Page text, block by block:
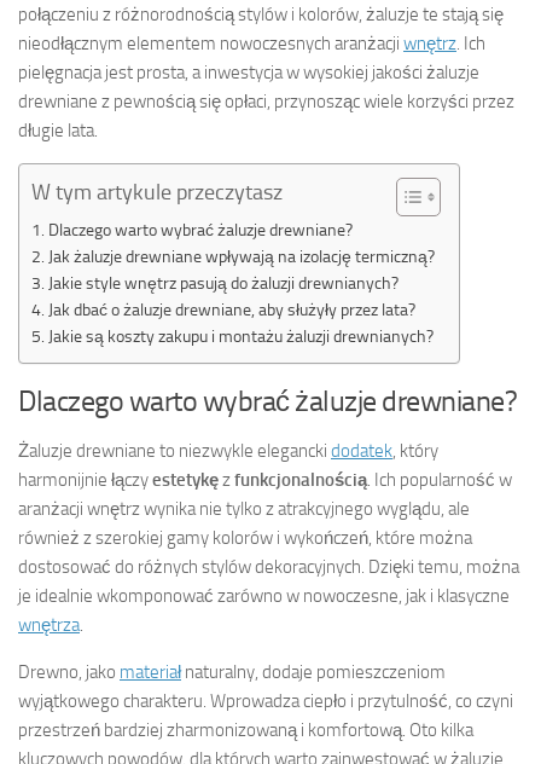
połączeniu z różnorodnością stylów i kolorów, żaluzje te stają się
nieodłącznym elementem nowoczesnych aranżacji wnętrz. Ich
pielęgnacja jest prosta, a inwestycja w wysokiej jakości żaluzje
drewniane z pewnością się opłaci, przynosząc wiele korzyści przez
długie lata.
W tym artykule przeczytasz
Dlaczego warto wybrać żaluzje drewniane?
Jak żaluzje drewniane wpływają na izolację termiczną?
Jakie style wnętrz pasują do żaluzji drewnianych?
Jak dbać o żaluzje drewniane, aby służyły przez lata?
Jakie są koszty zakupu i montażu żaluzji drewnianych?
Dlaczego warto wybrać żaluzje drewniane?
Żaluzje drewniane to niezwykle elegancki dodatek, który
harmonijnie łączyestetykęzfunkcjonalnością. Ich popularność w
aranżacji wnętrz wynika nie tylko z atrakcyjnego wyglądu, ale
również z szerokiej gamy kolorów i wykończeń, które można
dostosować do różnych stylów dekoracyjnych. Dzięki temu, można
je idealnie wkomponować zarówno w nowoczesne, jak i klasyczne
wnętrza.
Drewno, jako materiałnaturalny, dodaje pomieszczeniom
wyjątkowego charakteru. Wprowadza ciepło i przytulność, co czyni
przestrzeń bardziej zharmonizowaną i komfortową. Oto kilka